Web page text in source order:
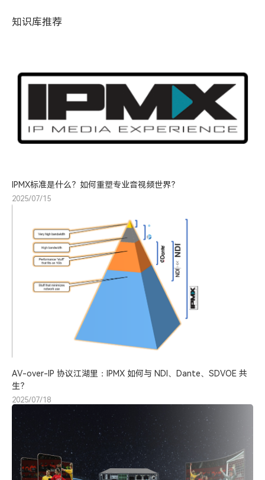
知识库推荐
IPMX标准是什么？如何重塑专业音视频世界？
2025/07/15
AV-over-IP 协议江湖里：IPMX 如何与 NDI、Dante、SDVOE 共
生？
2025/07/18